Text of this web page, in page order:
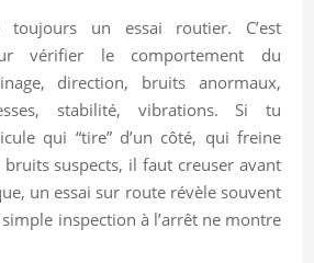
toujours un essai routier. C’est
vérifier le comportement du
direction, bruits anormaux,
stabilité, vibrations. Si tu
qui “tire” d’un côté, qui freine
suspects, il faut creuser avant
un essai sur route révèle souvent
simple inspection à l’arrêt ne montre